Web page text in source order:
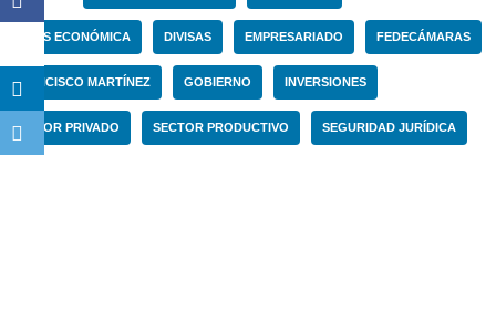
CRISIS ECONÓMICA DIVISAS EMPRESARIADO FEDECÁMARAS
FRANCISCO MARTÍNEZ GOBIERNO INVERSIONES
SECTOR PRIVADO SECTOR PRODUCTIVO SEGURIDAD JURÍDICA